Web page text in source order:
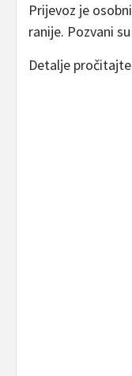
Prijevoz je
ranije. Pozvani
Detalje